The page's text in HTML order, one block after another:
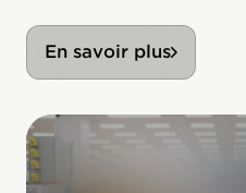
En savoir plus